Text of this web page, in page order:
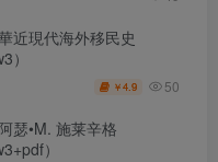
近現代海外移民史
）
￥4.9 50
瑟•M. 施莱辛格
）